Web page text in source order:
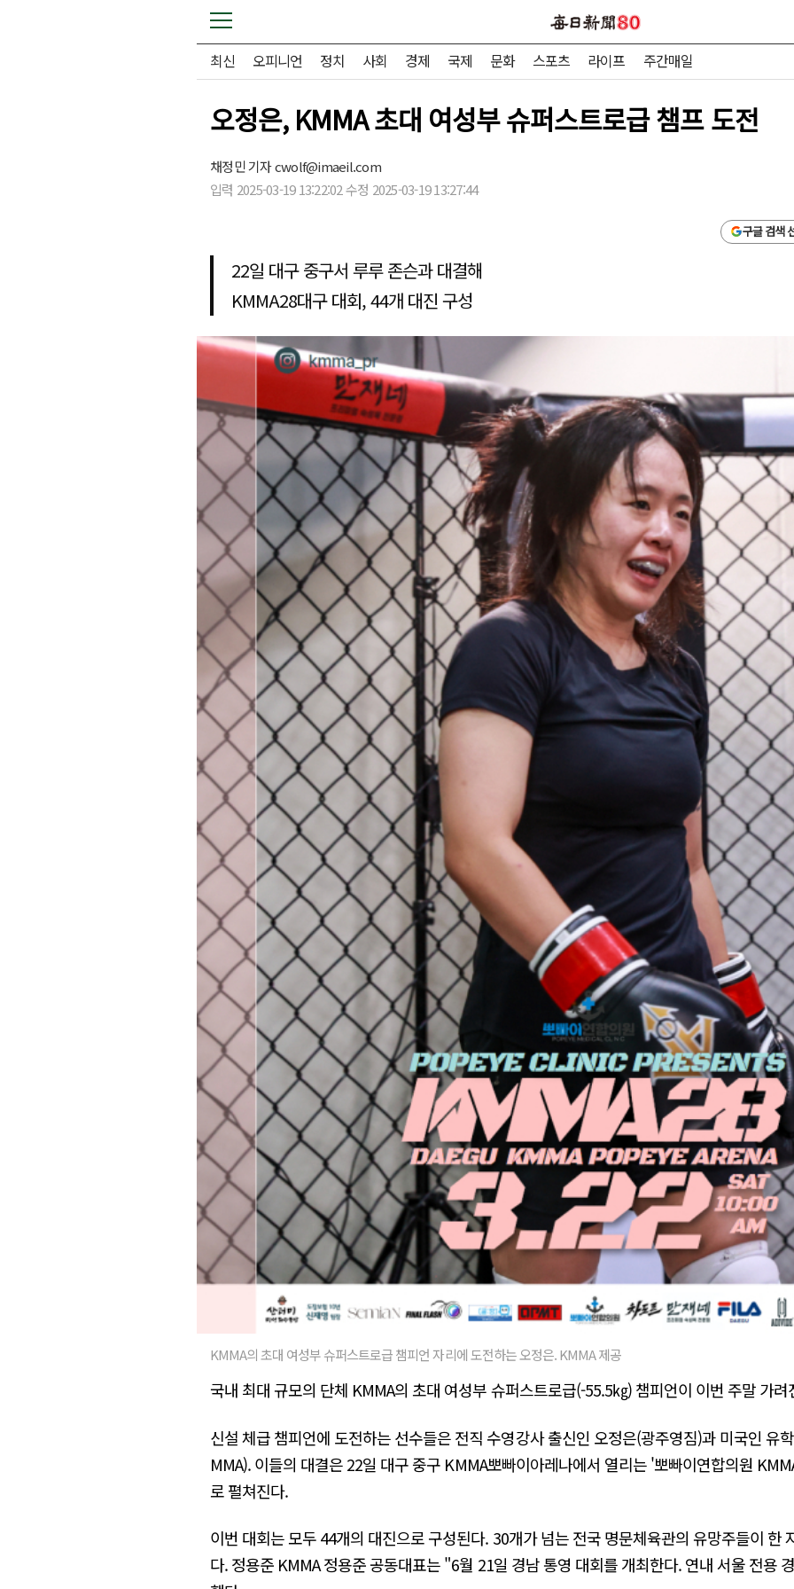
최신 오피니언 정치 사회 경제 국제 문화 스포츠 라이프 주간매일
오정은, KMMA 초대 여성부 슈퍼스트로급 챔프 도전
채정민 기자cwolf@imaeil.com
입력 2025-03-19 13:22:02 수정 2025-03-19 13:27:44
구글 검색
22일 대구 중구서 루루 존슨과 대결해
KMMA28대구 대회, 44개 대진 구성
KMMA의 초대 여성부 슈퍼스트로급 챔피언 자리에 도전하는 오정은. KMMA 제공
국내 최대 규모의 단체 KMMA의 초대 여성부 슈퍼스트로급(-55.5㎏) 챔피언이 이번 주말 가려
신설 체급 챔피언에 도전하는 선수들은 전직 수영강사 출신인 오정은(광주영짐)과 미국인 유
MMA). 이들의 대결은 22일 대구 중구 KMMA뽀빠이아레나에서 열리는 '뽀빠이연합의원
로 펼쳐진다.
이번 대회는 모두 44개의 대진으로 구성된다. 30개가 넘는 전국 명문체육관의 유망주들이 한
다. 정용준 KMMA 정용준 공동대표는 "6월 21일 경남 통영 대회를 개최한다. 연내 서울 전용